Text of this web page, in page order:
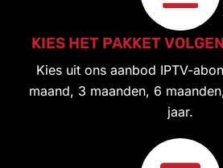
KIES HET PAKKET
Kies uit ons aanbod IPTV-
maand, 3 maanden, 6
jaar.